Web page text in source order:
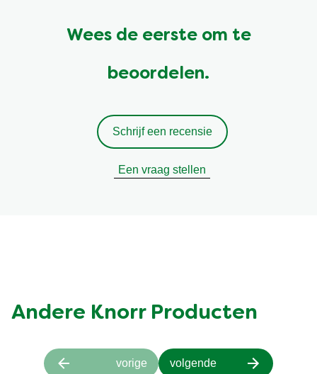
Wees de eerste om te
beoordelen.
Schrijf een recensie
Een vraag stellen
Andere Knorr Producten
vorige volgende